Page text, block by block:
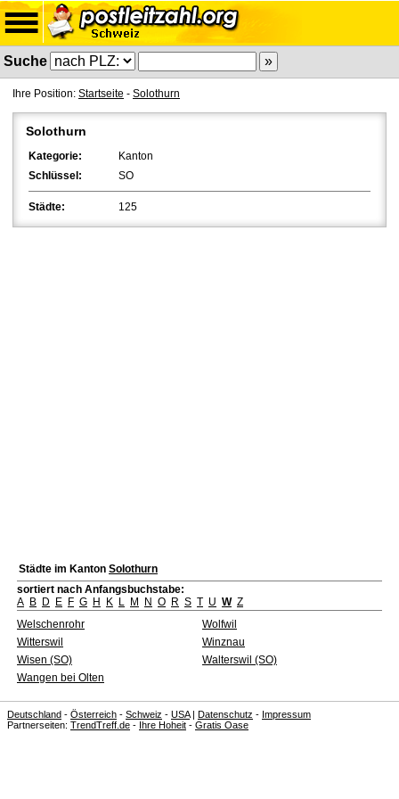
Suche
Ihre Position: Startseite - Solothurn
Solothurn
Kategorie:
Kanton
Schlüssel:
SO
Städte: 125
Städte im Kanton Solothurn
sortiert nach Anfangsbuchstabe:
A B D E F G H K L M N O R S T U W Z
Welschenrohr
Wolfwil
Witterswil
Winznau
Wisen (SO)
Walterswil (SO)
Wangen bei Olten
Deutschland - Österreich - Schweiz - USA| Datenschutz - Impressum
Partnerseiten: TrendTreff.de - Ihre Hoheit - Gratis Oase